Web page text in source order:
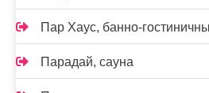
Пар Хаус, банно-
Парадай, сауна